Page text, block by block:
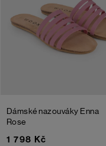
Dámské nazouváky Enna
Rose
1 798 Kč